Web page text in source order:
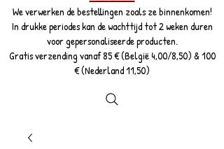
We verwerken de bestellingen zoals ze binnenkomen!
In drukke periodes kan de wachttijd tot 2 weken duren
voor gepersonaliseerde producten.
Gratis verzending vanaf 85 € (België 4,00/8,50) & 100
€ (Nederland 11,50)